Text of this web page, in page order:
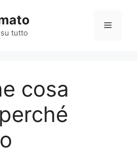
tutto
Menu
cosa